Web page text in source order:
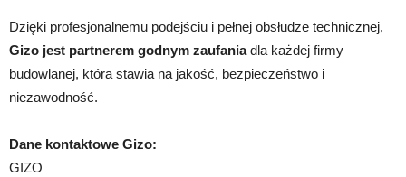
Dzięki profesjonalnemu podejściu i pełnej obsłudze technicznej,
Gizo jest partnerem godnym zaufaniadla każdej firmy
budowlanej, która stawia na jakość, bezpieczeństwo i
niezawodność.
Dane kontaktowe Gizo:
GIZO